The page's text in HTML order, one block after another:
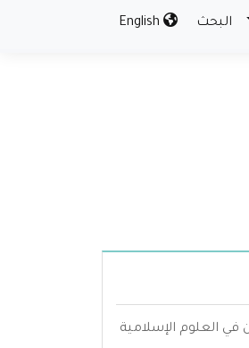
البحث
العلوم الإسلامية